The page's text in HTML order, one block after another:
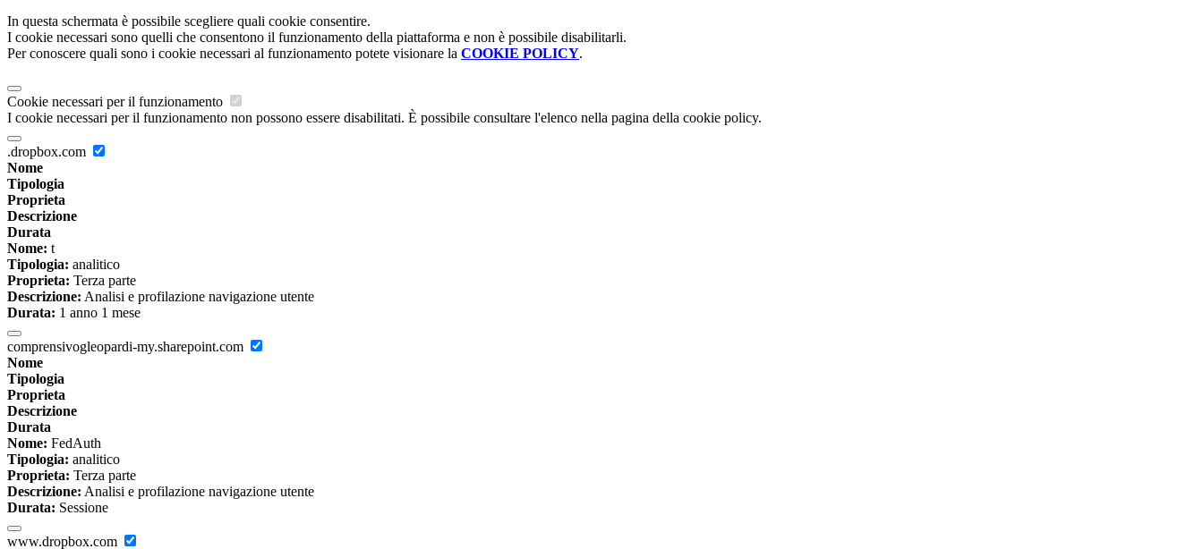
In questa schermata è possibile scegliere quali cookie consentire.
I cookie necessari sono quelli che consentono il funzionamento della piattaforma e non è possibile disabilitarli.
Per conoscere quali sono i cookie necessari al funzionamento potete visionare la COOKIE POLICY.
Cookie necessari per il funzionamento
I cookie necessari per il funzionamento non possono essere disabilitati. È possibile consultare l'elenco nella pagina della cookie policy.
.dropbox.com
Nome
Tipologia
Proprieta
Descrizione
Durata
Nome: t
Tipologia: analitico
Proprieta: Terza parte
Descrizione: Analisi e profilazione navigazione utente
Durata: 1 anno 1 mese
comprensivogleopardi-my.sharepoint.com
Nome
Tipologia
Proprieta
Descrizione
Durata
Nome: FedAuth
Tipologia: analitico
Proprieta: Terza parte
Descrizione: Analisi e profilazione navigazione utente
Durata: Sessione
www.dropbox.com